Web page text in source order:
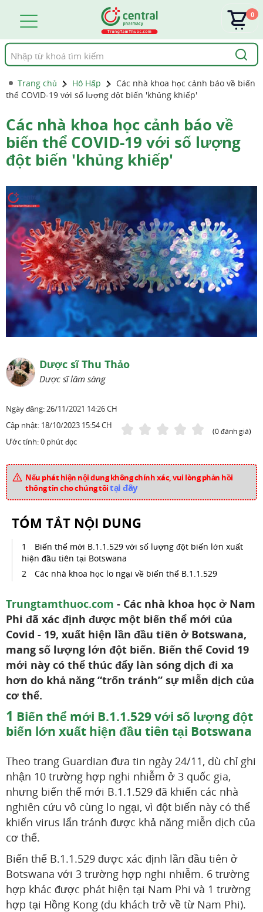
Tìm
kiếm
0
Trang chủ Hô Hấp
Các nhà khoa học cảnh báo về biến
thể COVID-19 với số lượng đột biến 'khủng khiếp'
Các nhà khoa học cảnh báo về
biến thể COVID-19 với số lượng
đột biến 'khủng khiếp'
Dược sĩ Thu Thảo
Dược sĩ lâm sàng
Ngày đăng:26/11/2021 14:26 CH
Cập nhật: 18/10/2023 15:54 CH
Ước tính: 0 phút đọc
(0 đánh giá)
Nếu phát hiện nội dung không chính xác, vui lòng phản hồi
thông tin cho chúng tôitại đây
TÓM TẮT NỘI DUNG
Biến thể mới B.1.1.529 với số lượng đột biến lớn xuất
hiện đầu tiên tại Botswana
Các nhà khoa học lo ngại về biến thể B.1.1.529
Trungtamthuoc.com - Các nhà khoa học ở Nam
Phi đã xác định được một biến thể mới của
Covid - 19, xuất hiện lần đầu tiên ở Botswana,
mang số lượng lớn đột biến. Biến thể Covid 19
mới này có thể thúc đẩy làn sóng dịch đi xa
hơn do khả năng “trốn tránh” sự miễn dịch của
cơ thể.
1 Biến thể mới B.1.1.529 với số lượng đột
biến lớn xuất hiện đầu tiên tại Botswana
Theo trang Guardian đưa tin ngày 24/11, dù chỉ ghi
nhận 10 trường hợp nghi nhiễm ở 3 quốc gia,
nhưng biến thể mới B.1.1.529 đã khiến các nhà
nghiên cứu vô cùng lo ngại, vì đột biến này có thể
khiến virus lẩn tránh được khả năng miễn dịch của
cơ thể.
Biến thể B.1.1.529 được xác định lần đầu tiên ở
Botswana với 3 trường hợp nghi nhiễm. 6 trường
hợp khác được phát hiện tại Nam Phi và 1 trường
hợp tại Hồng Kong (du khách trở về từ Nam Phi).